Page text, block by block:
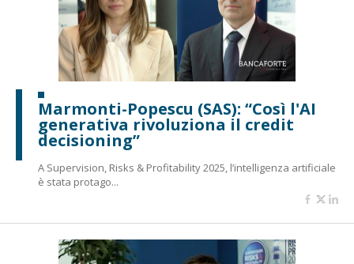
Marmonti-Popescu (SAS): “Così l'AI
generativa rivoluziona il credit
decisioning”
A Supervision, Risks & Profitability 2025, l’intelligenza artificiale
è stata protago...